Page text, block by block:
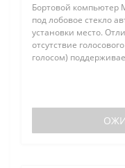
Бортовой компьютер
под лобовое стекло
установки место.
отсутствие
голосом)